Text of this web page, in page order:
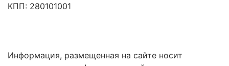
КПП: 280101001
Информация, размещенная на сайте носит